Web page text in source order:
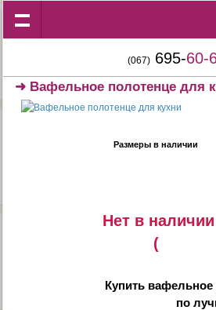
(067) 695-60-
➜ Вафельное полотенце для
Размеры в наличии
Нет в
(
Купить вафельное
по